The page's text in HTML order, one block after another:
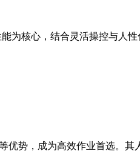
为核心，结合灵活操控与人
优势，成为高效作业首选。